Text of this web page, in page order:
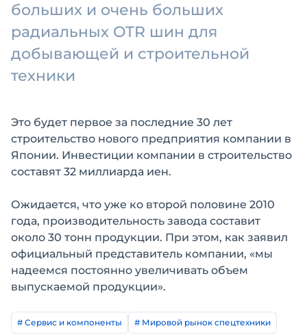
больших и очень больших
радиальных OTR шин для
добывающей и строительной
техники
Это будет первое за последние 30 лет
строительство нового предприятия компании в
Японии. Инвестиции компании в строительство
составят 32 миллиарда иен.
Ожидается, что уже ко второй половине 2010
года, производительность завода составит
около 30 тонн продукции. При этом, как заявил
официальный представитель компании, «мы
надеемся постоянно увеличивать объем
выпускаемой продукции».
# Сервис и компоненты # Мировой рынок спецтехники